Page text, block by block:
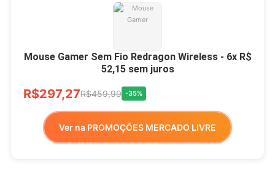
Mouse Gamer Sem Fio Redragon Wireless - 6x R$
52,15 sem juros
R$297,27R$459,99 -35%
Ver na PROMOÇÕES MERCADO LIVRE